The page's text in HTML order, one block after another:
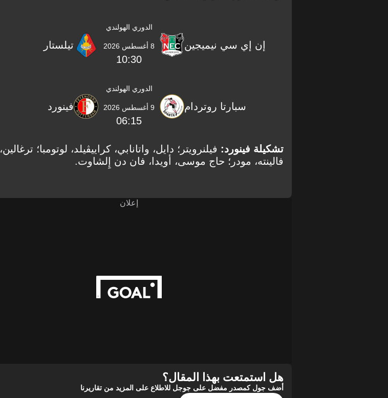
الدوري الهولندي
إن إي سي نيميجين 8 أغسطس 2026
10:30
تيلستار
الدوري الهولندي
سبارتا روتردام 9 أغسطس 2026
06:15
فينورد
تشكيلة فينورد: فيلنرويتر؛ دايل، واتانابي، كراييڤيلد، لوتومبا؛ ترغالين،
فالينته، مودر؛ حاج موسى، أويدا، فان دن إِلشاوت.
إعلان
هل استمتعت بهذا المقال؟
أضف جول كمصدر مفضل على جوجل للاطلاع على المزيد من تقاريرنا